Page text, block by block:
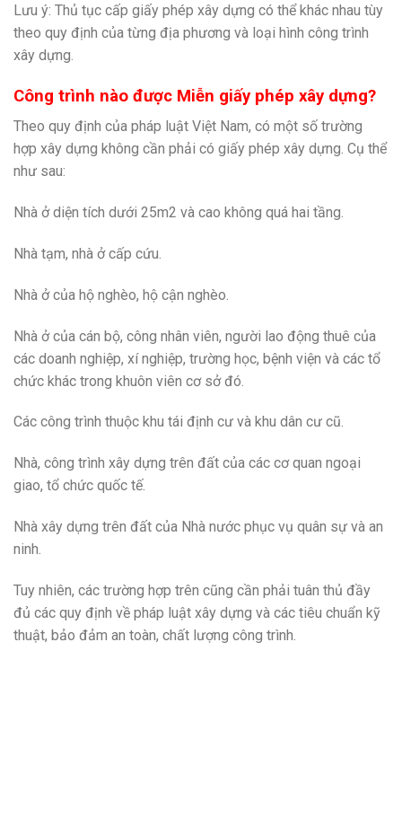
Lưu ý: Thủ tục cấp giấy phép xây dựng có thể khác nhau tùy
theo quy định của từng địa phương và loại hình công trình
xây dựng.
Công trình nào được Miễn giấy phép xây dựng?
Theo quy định của pháp luật Việt Nam, có một số trường
hợp xây dựng không cần phải có giấy phép xây dựng. Cụ thể
như sau:
Nhà ở diện tích dưới 25m2 và cao không quá hai tầng.
Nhà tạm, nhà ở cấp cứu.
Nhà ở của hộ nghèo, hộ cận nghèo.
Nhà ở của cán bộ, công nhân viên, người lao động thuê của
các doanh nghiệp, xí nghiệp, trường học, bệnh viện và các tổ
chức khác trong khuôn viên cơ sở đó.
Các công trình thuộc khu tái định cư và khu dân cư cũ.
Nhà, công trình xây dựng trên đất của các cơ quan ngoại
giao, tổ chức quốc tế.
Nhà xây dựng trên đất của Nhà nước phục vụ quân sự và an
ninh.
Tuy nhiên, các trường hợp trên cũng cần phải tuân thủ đầy
đủ các quy định về pháp luật xây dựng và các tiêu chuẩn kỹ
thuật, bảo đảm an toàn, chất lượng công trình.